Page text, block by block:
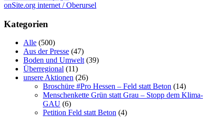
onSite.org internet / Oberursel
Kategorien
Alle (500)
Aus der Presse (47)
Boden und Umwelt (39)
Überregional (11)
unsere Aktionen (26)
Broschüre #Pro Hessen – Feld statt Beton (14)
Menschenkette Grün statt Grau – Stopp dem Klima-
GAU (6)
Petition Feld statt Beton (4)